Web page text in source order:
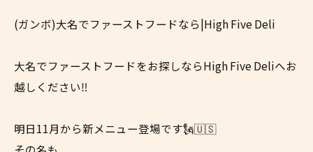
(ガンボ)大名でファーストフードなら|High Five Deli
大名でファーストフードをお探しならHigh Five Deliへお
越しください‼︎
明日11月から新メニュー登場です🗽🇺🇸